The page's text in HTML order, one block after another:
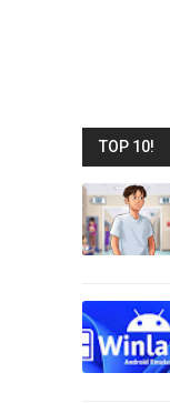
TOP 10!